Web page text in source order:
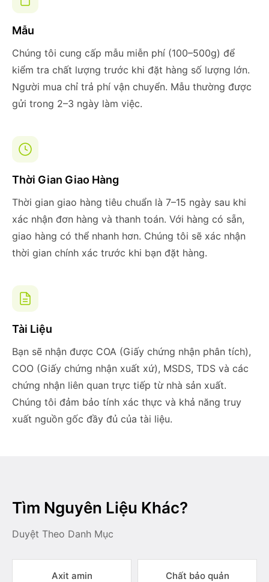
Mẫu
Chúng tôi cung cấp mẫu miễn phí (100–500g) để
kiểm tra chất lượng trước khi đặt hàng số lượng lớn.
Người mua chỉ trả phí vận chuyển. Mẫu thường được
gửi trong 2–3 ngày làm việc.
Thời Gian Giao Hàng
Thời gian giao hàng tiêu chuẩn là 7–15 ngày sau khi
xác nhận đơn hàng và thanh toán. Với hàng có sẵn,
giao hàng có thể nhanh hơn. Chúng tôi sẽ xác nhận
thời gian chính xác trước khi bạn đặt hàng.
Tài Liệu
Bạn sẽ nhận được COA (Giấy chứng nhận phân tích),
COO (Giấy chứng nhận xuất xứ), MSDS, TDS và các
chứng nhận liên quan trực tiếp từ nhà sản xuất.
Chúng tôi đảm bảo tính xác thực và khả năng truy
xuất nguồn gốc đầy đủ của tài liệu.
Tìm Nguyên Liệu Khác?
Duyệt Theo Danh Mục
Axit amin Chất bảo quản